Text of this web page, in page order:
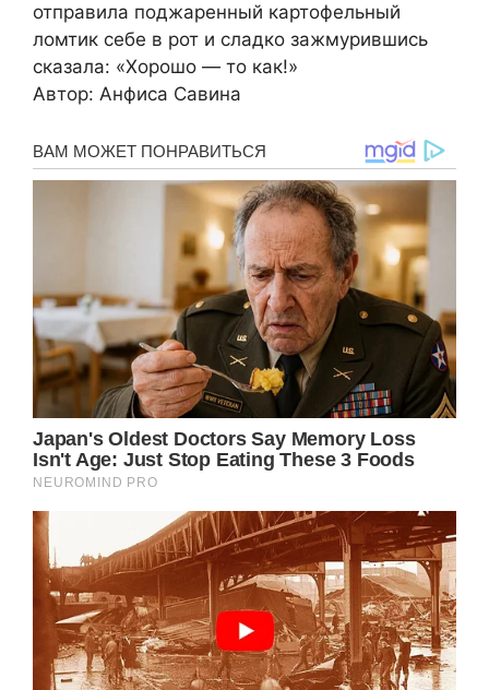
отправила поджаренный картофельный
ломтик себе в рот и сладко зажмурившись
сказала: «Хорошо — то как!»
Автор: Анфиса Савина